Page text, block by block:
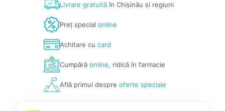
Livrare gratuităîn Chișinău și regiuni
Preț special online
Achitare cu card
Cumpărăonline, ridică în farmacie
Află primul despre oferte speciale